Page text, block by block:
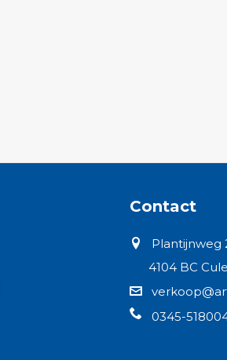
Contact
Plantijnweg
4104 BC
0345-